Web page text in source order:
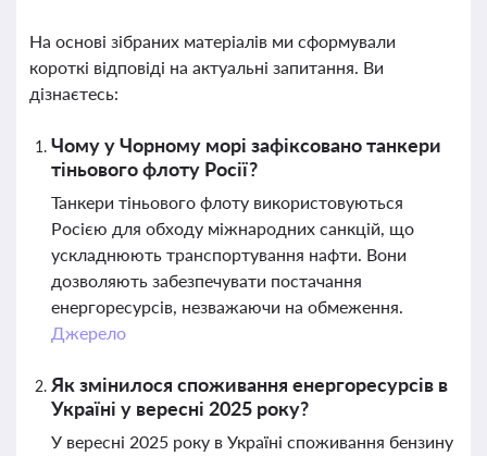
На основі зібраних матеріалів ми сформували
короткі відповіді на актуальні запитання. Ви
дізнаєтесь:
Чому у Чорному морі зафіксовано танкери
тіньового флоту Росії?
Танкери тіньового флоту використовуються
Росією для обходу міжнародних санкцій, що
ускладнюють транспортування нафти. Вони
дозволяють забезпечувати постачання
енергоресурсів, незважаючи на обмеження.
Джерело
Як змінилося споживання енергоресурсів в
Україні у вересні 2025 року?
У вересні 2025 року в Україні споживання бензину